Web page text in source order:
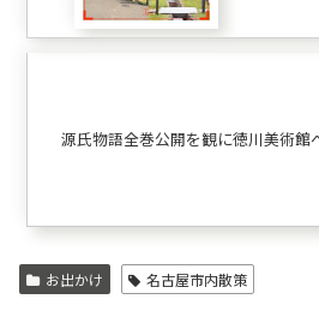
源氏物語全巻公開を観に徳川美術館
お出かけ 名古屋市内散策